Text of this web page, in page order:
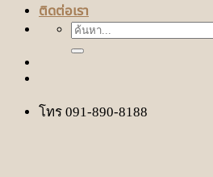
ติดต่อเรา
ค้นหา:
โทร 091-890-8188